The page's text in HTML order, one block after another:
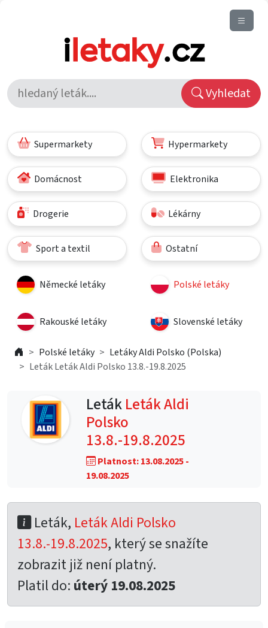
Vyhledat
Supermarkety Hypermarkety
Domácnost Elektronika
Drogerie Lékárny
Sport a textil Ostatní
Německé letáky Polské letáky
Rakouské letáky Slovenské letáky
Polské letáky
Letáky Aldi Polsko (Polska)
Leták Leták Aldi Polsko 13.8.-19.8.2025
LetákLeták Aldi
Polsko
13.8.-19.8.2025
Platnost: 13.08.2025 -
19.08.2025
Leták, Leták Aldi Polsko
13.8.-19.8.2025, který se snažíte
zobrazit již není platný.
Platil do: úterý 19.08.2025